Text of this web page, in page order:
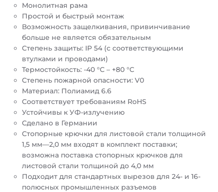
Монолитная рама
Простой и быстрый монтаж
Возможность защелкивания, привинчивание
больше не является обязательным
Степень защиты: IP 54 (с соответствующими
втулками и проводами)
Термостойкость: -40 °C – +80 °C
Степень пожарной опасности: V0
Материал: Полиамид 6.6
Соответствует требованиям RoHS
Устойчивы к УФ-излучению
Сделано в Германии
Стопорные крючки для листовой стали толщиной
1,5 мм—2,0 мм входят в комплект поставки;
возможна поставка стопорных крючков для
листовой стали толщиной до 4,0 мм
Подходит для стандартных вырезов для 24- и 16-
полюсных промышленных разъемов